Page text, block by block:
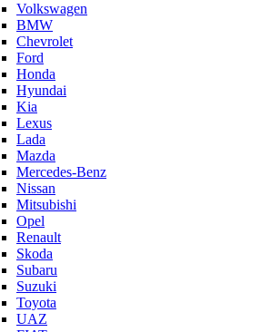
Volkswagen
BMW
Chevrolet
Ford
Honda
Hyundai
Kia
Lexus
Lada
Mazda
Mercedes-Benz
Nissan
Mitsubishi
Opel
Renault
Skoda
Subaru
Suzuki
Toyota
UAZ